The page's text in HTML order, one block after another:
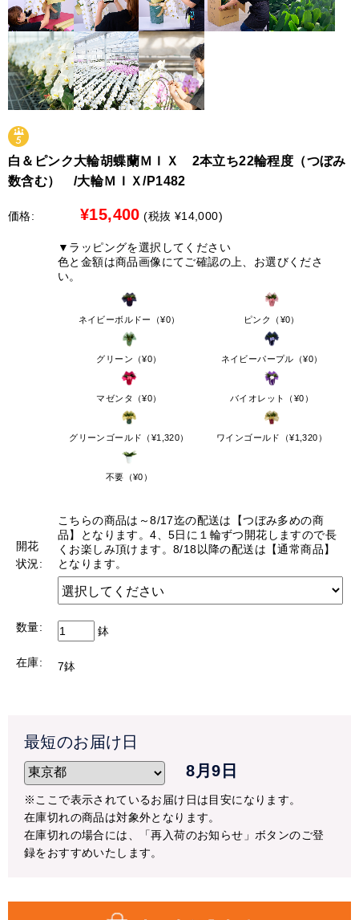
最短で７日後から承れます。別途￥3,300の配送料金がかか
ります。
※時間指定は出来ません
【限定商品のみ配送可能地域】
中国地方、四国地方、九州地方
●中国地方、四国地方、九州地方への配送について
以下の商品限定で配送を承れます。
白大輪胡蝶蘭 3本立ち42輪程度（つぼみ数含む）
白大輪胡蝶蘭 ３本立ち45輪程度（つぼみ数含む）
白大輪胡蝶蘭 ５本立ち75輪程度（つぼみ数含む）
※10月1日頃より再開を予定しておりますが、気温により変
更になる場合もございます。予めご了承ください。
※尚、クール便対応商品（アレンジメント・花束）はご注
【配送停止の可能性にある地域】
配送停止の地域以外すべて
停止の可能性がある地域へのお届けの場合も、急ぎのご注
文ではない場合には、なるべく気温が高い日を避けて配送
することをおすすめいたします。
天候・気温などを確認させて頂き、こちらから配送の時期
をご相談をさせて頂く場合もございますので予めご了承く
ご心配な方は事前にご相談ください。
TEL:048-685-2211(平日9-17時)
ご迷惑をお掛けいたしますが、宜しくお願いいたします。
8月10日 お昼12：00以降
→ 最短お届けは8月20日（遠方21日）となります。
詳しくは、各商品ページ内に記載の「最短のお届け日」を
参考にしてください。
ご迷惑をお掛け致しますが、宜しくお願いいたします。
白＆ピンク大輪胡蝶蘭ＭＩＸ 2本立ち22輪程度（つぼみ
数含む） /大輪ＭＩＸ/P1482
価格: ¥15,400 (税抜 ¥14,000)
▼ラッピングを選択してください
色と金額は商品画像にてご確認の上、お選びくださ
い。
ネイビーボルドー（¥0） ピンク（¥0）
グリーン（¥0） ネイビーパープル（¥0）
マゼンタ（¥0） バイオレット（¥0）
グリーンゴールド（¥1,320） ワインゴールド（¥1,320）
不要（¥0）
開花
状況:
こちらの商品は～8/17迄の配送は【つぼみ多めの商
品】となります。4、5日に１輪ずつ開花しますので長
くお楽しみ頂けます。8/18以降の配送は【通常商品】
となります。
数量: 鉢
在庫: 7鉢
最短のお届け日
8月9日
※ここで表示されているお届け日は目安になります。
在庫切れの商品は対象外となります。
在庫切れの場合には、「再入荷のお知らせ」ボタンのご登
録をおすすめいたします。